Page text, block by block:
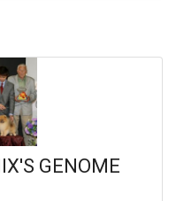
GENOME